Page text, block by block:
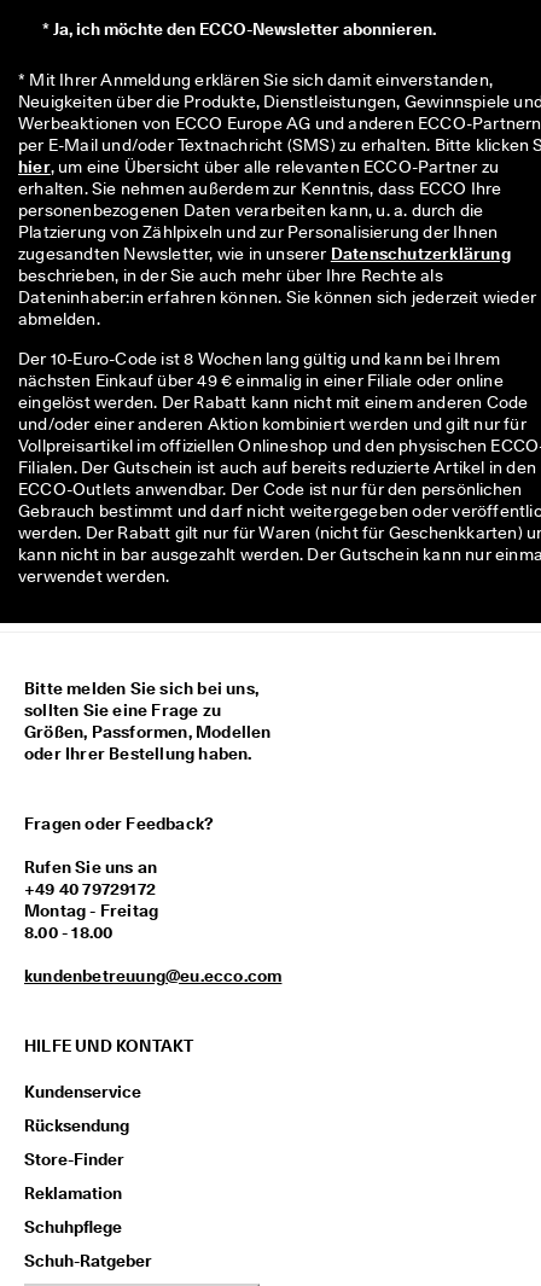
*Ja, ich möchte den ECCO-Newsletter abonnieren.
* Mit Ihrer Anmeldung erklären Sie sich damit einverstanden,
Neuigkeiten über die Produkte, Dienstleistungen, Gewinnspiele
Werbeaktionen von ECCO Europe AG und anderen ECCO-Partnern
hier, um eine Übersicht über alle relevanten ECCO-Partner zu
erhalten. Sie nehmen außerdem zur Kenntnis, dass ECCO Ihre
personenbezogenen Daten verarbeiten kann, u. a. durch die
Platzierung von Zählpixeln und zur Personalisierung der Ihnen
zugesandten Newsletter, wie in unserer Datenschutzerklärung
beschrieben, in der Sie auch mehr über Ihre Rechte als
Dateninhaber:in erfahren können. Sie können sich jederzeit wieder
abmelden.
Der 10-Euro-Code ist 8 Wochen lang gültig und kann bei Ihrem
nächsten Einkauf über 49 € einmalig in einer Filiale oder online
eingelöst werden. Der Rabatt kann nicht mit einem anderen Code
und/oder einer anderen Aktion kombiniert werden und gilt nur für
Vollpreisartikel im offiziellen Onlineshop und den physischen
Filialen. Der Gutschein ist auch auf bereits reduzierte Artikel in den
ECCO-Outlets anwendbar. Der Code ist nur für den persönlichen
Gebrauch bestimmt und darf nicht weitergegeben oder
werden. Der Rabatt gilt nur für Waren (nicht für Geschenkkarten)
kann nicht in bar ausgezahlt werden. Der Gutschein kann nur
verwendet werden.
Bitte melden Sie sich bei uns,
sollten Sie eine Frage zu
Größen, Passformen, Modellen
oder Ihrer Bestellung haben.
Fragen oder Feedback?
Rufen Sie uns an
+49 40 79729172
Montag - Freitag
8.00 - 18.00
kundenbetreuung@eu.ecco.com
HILFE UND KONTAKT
Kundenservice
Rücksendung
Store-Finder
Reklamation
Schuhpflege
Schuh-Ratgeber